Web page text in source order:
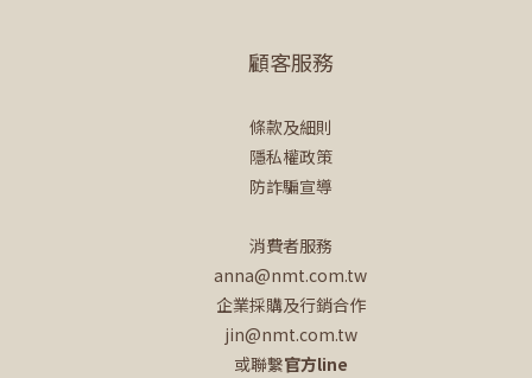
顧客服務
條款及細則
隱私權政策
防詐騙宣導
消費者服務
anna@nmt.com.tw
企業採購及行銷合作
jin@nmt.com.tw
或聯繫官方line